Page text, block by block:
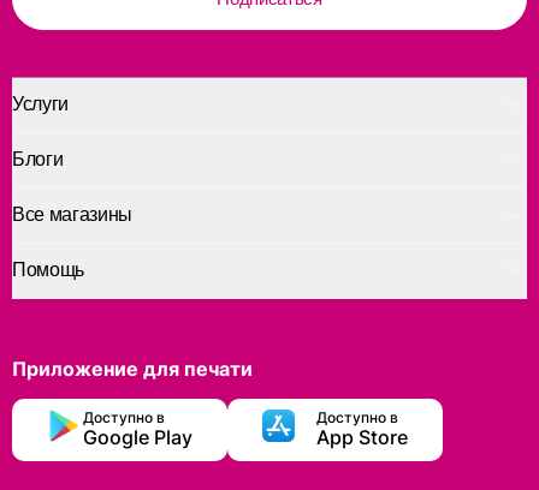
Услуги
Помощь
Блоги
Все магазины
Приложение для печати
Доступно в
Google Play
Доступно в
App Store